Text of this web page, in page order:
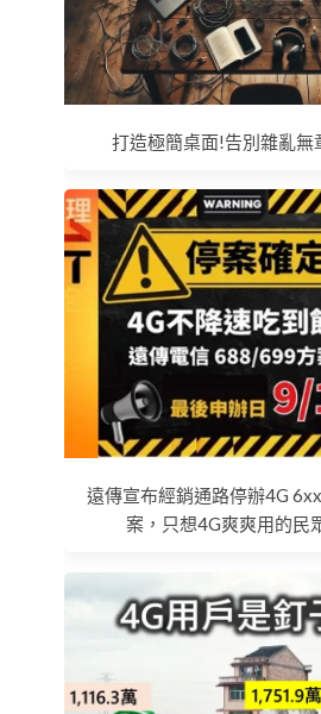
打造極簡桌面!告別雜亂無
遠傳宣布經銷通路停辦4G
案，只想4G爽爽用的民